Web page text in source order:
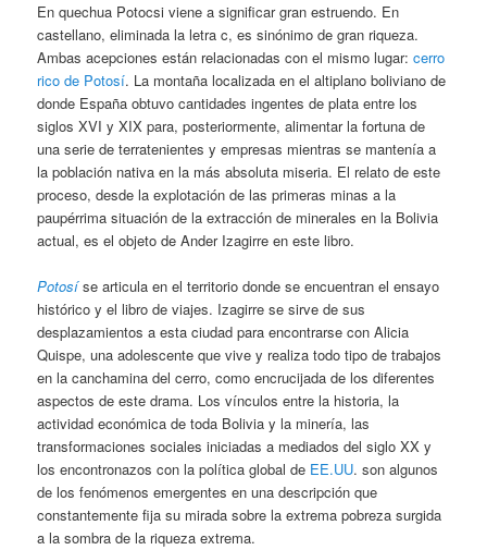
En quechua Potocsi viene a significar gran estruendo. En
castellano, eliminada la letra c, es sinónimo de gran riqueza.
Ambas acepciones están relacionadas con el mismo lugar:cerro
rico de Potosí. La montaña localizada en el altiplano boliviano de
donde España obtuvo cantidades ingentes de plata entre los
siglos XVI y XIX para, posteriormente, alimentar la fortuna de
una serie de terratenientes y empresas mientras se mantenía a
la población nativa en la más absoluta miseria. El relato de este
proceso, desde la explotación de las primeras minas a la
paupérrima situación de la extracción de minerales en la Bolivia
actual, es el objeto de Ander Izagirre en este libro.
Potosíse articula en el territorio donde se encuentran el ensayo
histórico y el libro de viajes. Izagirre se sirve de sus
desplazamientos a esta ciudad para encontrarse con Alicia
Quispe, una adolescente que vive y realiza todo tipo de trabajos
en la canchamina del cerro, como encrucijada de los diferentes
aspectos de este drama. Los vínculos entre la historia, la
actividad económica de toda Bolivia y la minería, las
transformaciones sociales iniciadas a mediados del siglo XX y
los encontronazos con la política global de EE.UU. son algunos
de los fenómenos emergentes en una descripción que
constantemente fija su mirada sobre la extrema pobreza surgida
a la sombra de la riqueza extrema.